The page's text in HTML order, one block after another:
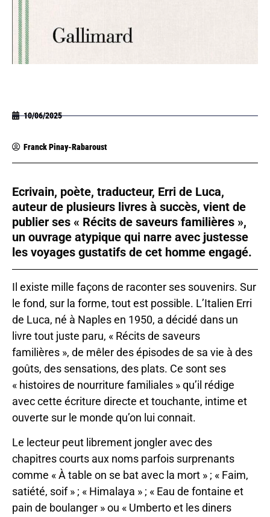
10/06/2025
Franck Pinay-Rabaroust
Ecrivain, poète, traducteur, Erri de Luca,
auteur de plusieurs livres à succès, vient de
publier ses « Récits de saveurs familières »,
un ouvrage atypique qui narre avec justesse
les voyages gustatifs de cet homme engagé.
Il existe mille façons de raconter ses souvenirs. Sur
le fond, sur la forme, tout est possible. L’Italien Erri
de Luca, né à Naples en 1950, a décidé dans un
livre tout juste paru, « Récits de saveurs
familières », de mêler des épisodes de sa vie à des
goûts, des sensations, des plats. Ce sont ses
« histoires de nourriture familiales » qu’il rédige
avec cette écriture directe et touchante, intime et
ouverte sur le monde qu’on lui connait.
Le lecteur peut librement jongler avec des
chapitres courts aux noms parfois surprenants
comme « À table on se bat avec la mort » ; « Faim,
satiété, soif » ; « Himalaya » ; « Eau de fontaine et
pain de boulanger » ou « Umberto et les diners